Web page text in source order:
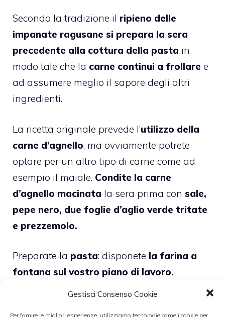
Gestisci Consenso Cookie
Per fornire le migliori esperienze, utilizziamo tecnologie come i cookie per
Secondo la tradizione il ripieno delle
impanate ragusane si prepara la sera
precedente alla cottura della pasta in
modo tale che la carne continui a frollare e
ad assumere meglio il sapore degli altri
ingredienti.
La ricetta originale prevede l’utilizzo della
carne d’agnello, ma ovviamente potrete
optare per un altro tipo di carne come ad
esempio il maiale. Condite la carne
d’agnello macinata la sera prima con sale,
pepe nero, due foglie d’aglio verde tritate
e prezzemolo.
Preparate la pasta: disponete la farina a
fontana sul vostro piano di lavoro.